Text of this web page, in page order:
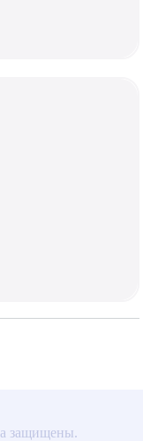
защищены.